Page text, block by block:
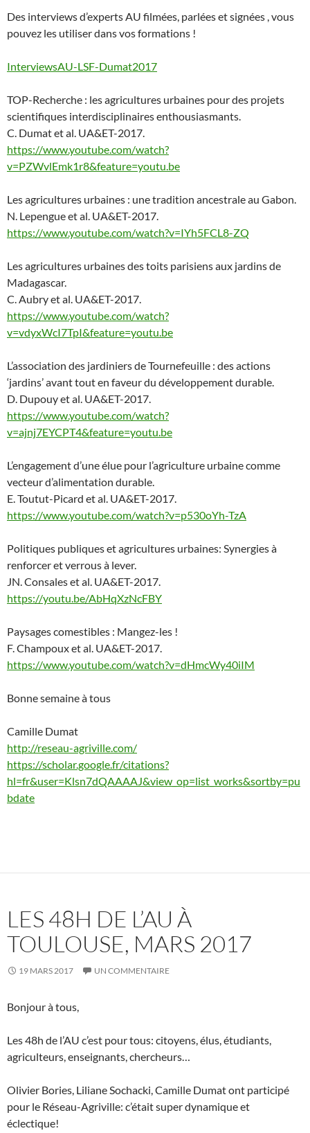
Des interviews d’experts AU filmées, parlées et signées , vous
pouvez les utiliser dans vos formations !
InterviewsAU-LSF-Dumat2017
TOP-Recherche : les agricultures urbaines pour des projets
scientifiques interdisciplinaires enthousiasmants.
C. Dumat et al. UA&ET-2017.
https://www.youtube.com/watch?
v=PZWvlEmk1r8&feature=youtu.be
Les agricultures urbaines : une tradition ancestrale au Gabon.
N. Lepengue et al. UA&ET-2017.
https://www.youtube.com/watch?v=IYh5FCL8-ZQ
Les agricultures urbaines des toits parisiens aux jardins de
Madagascar.
C. Aubry et al. UA&ET-2017.
https://www.youtube.com/watch?
v=vdyxWcI7TpI&feature=youtu.be
L’association des jardiniers de Tournefeuille : des actions
‘jardins’ avant tout en faveur du développement durable.
D. Dupouy et al. UA&ET-2017.
https://www.youtube.com/watch?
v=ajnj7EYCPT4&feature=youtu.be
L’engagement d’une élue pour l’agriculture urbaine comme
vecteur d’alimentation durable.
E. Toutut-Picard et al. UA&ET-2017.
https://www.youtube.com/watch?v=p530oYh-TzA
Politiques publiques et agricultures urbaines: Synergies à
renforcer et verrous à lever.
JN. Consales et al. UA&ET-2017.
https://youtu.be/AbHqXzNcFBY
Paysages comestibles : Mangez-les !
F. Champoux et al. UA&ET-2017.
https://www.youtube.com/watch?v=dHmcWy40iIM
Bonne semaine à tous
Camille Dumat
http://reseau-agriville.com/
https://scholar.google.fr/citations?
hl=fr&user=Klsn7dQAAAAJ&view_op=list_works&sortby=pu
bdate
LES 48H DE L’AU À
TOULOUSE, MARS 2017
19 MARS 2017 UN COMMENTAIRE
Bonjour à tous,
Les 48h de l’AU c’est pour tous: citoyens, élus, étudiants,
agriculteurs, enseignants, chercheurs…
Olivier Bories, Liliane Sochacki, Camille Dumat ont participé
pour le Réseau-Agriville: c’était super dynamique et
éclectique!